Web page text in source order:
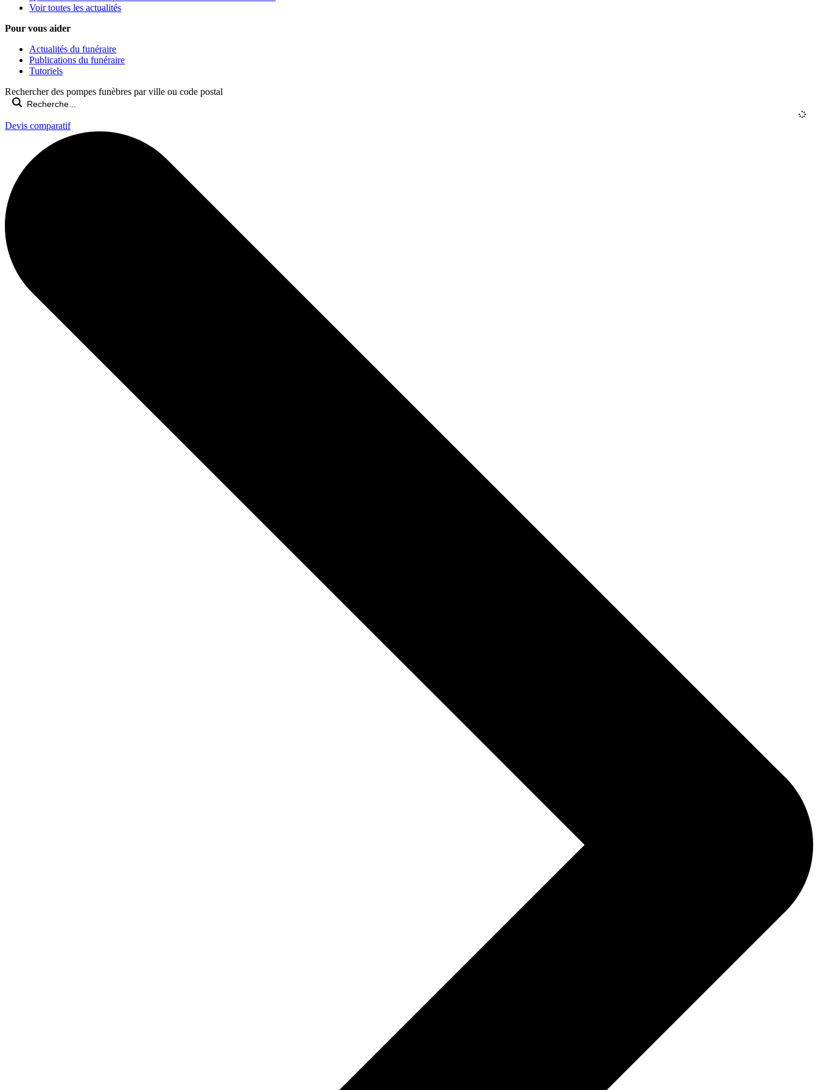
Voir toutes les actualités
Pour vous aider
Actualités du funéraire
Publications du funéraire
Tutoriels
Rechercher des pompes funèbres par ville ou code postal
Devis comparatif